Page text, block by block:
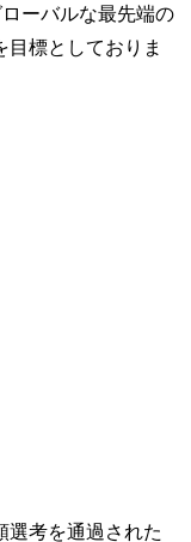
ーバルな最先端の
標としておりま
選考を通過された